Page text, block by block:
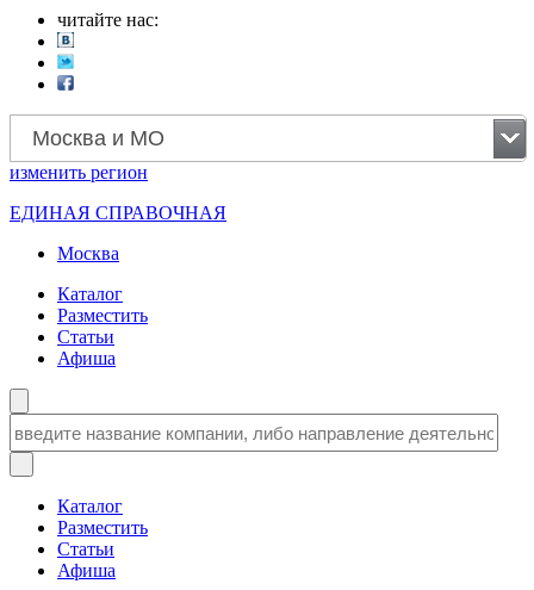
читайте нас:
Москва и МО
изменить регион
ЕДИНАЯ СПРАВОЧНАЯ
Москва
Каталог
Разместить
Статьи
Афиша
Каталог
Разместить
Статьи
Афиша